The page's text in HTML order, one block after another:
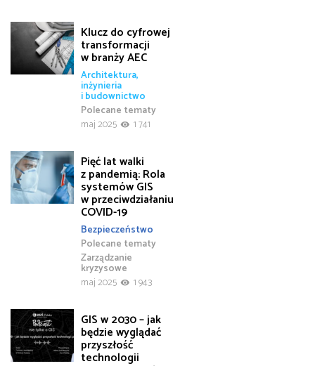
Klucz do cyfrowej
transformacji
w branży AEC
Architektura,
inżynieria
i budownictwo
Polecane tematy
maj 2025
1 741
Pięć lat walki
z pandemią: Rola
systemów GIS
w przeciwdziałaniu
COVID-19
Bezpieczeństwo
Polecane tematy
Zarządzanie
kryzysowe
maj 2025
1 943
GIS w 2030 – jak
będzie wyglądać
przyszłość
technologii